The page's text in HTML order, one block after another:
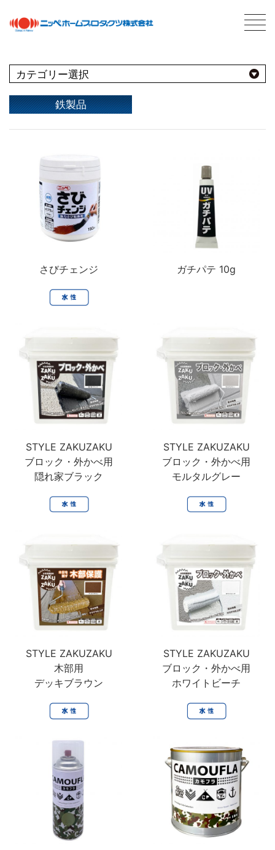
最新情報 NEWS
商品情報 PRODUCTS
会社案内 ABOUT US
会社概要
ネットワーク
採用情報
基礎知識
用語集
お問い合わせ
SDGsについて SDGs
SDGsへの取り組み
SDSお問い合わせ SDS
個人情報について
鉄製品
さびチェンジ ガチパテ 10g
STYLE ZAKUZAKU
ブロック・外かべ用
隠れ家ブラック
STYLE ZAKUZAKU
ブロック・外かべ用
モルタルグレー
STYLE ZAKUZAKU
木部用
デッキブラウン
STYLE ZAKUZAKU
ブロック・外かべ用
ホワイトビーチ
おすすめ商品
屋内
室内壁・天井
ビニール壁紙
コンクリート・モルタル壁
窓枠・ドア・棚
家具・電化製品
木部
鉄部
ホビー・工作
木部
鉄部
紙・発泡スチロール
その他
屋外
屋根
トタン屋根
外壁・塀
木部
門扉・手すり・ドア・雨戸
木部
鉄部
床・ベランダ・屋上
コンクリート床・アスファルト
ガーデン
鉄製品
その他
屋内・屋外
種類別
水性多用途
鉄部・木部・ アルミ（油性）
さび止め
トタン屋根
かわら屋根
コンクリート床・ アスファルト
ガーデン木部
ホビー・工作
うすめ液
下地処理・塗装関連・ その他
ブランド別
FOR PRO
P-Effector
WOOD LOVE
STYLE
ペンキュア
ローズガーデン カラーズ